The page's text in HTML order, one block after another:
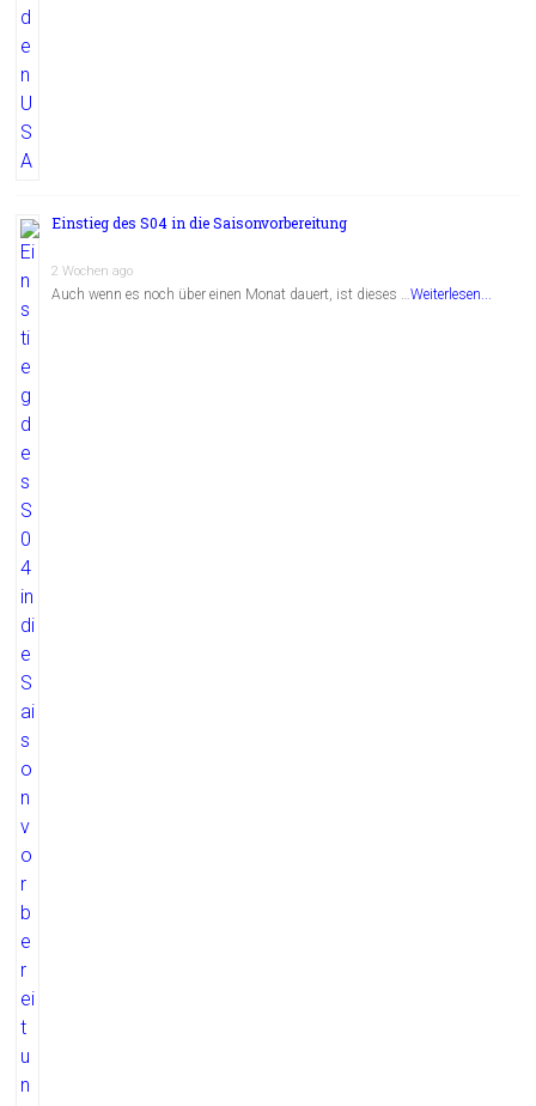
Einstieg des S04 in die Saisonvorbereitung
2 Wochen ago
Auch wenn es noch über einen Monat dauert, ist dieses …Weiterlesen...